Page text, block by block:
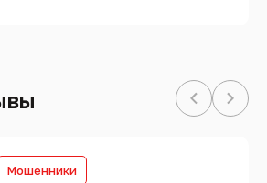
Мошенники